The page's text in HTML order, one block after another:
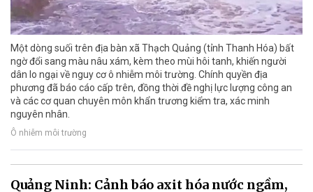
Một dòng suối trên địa bàn xã Thạch Quảng (tỉnh Thanh Hóa) bất
ngờ đổi sang màu nâu xám, kèm theo mùi hôi tanh, khiến người
dân lo ngại về nguy cơ ô nhiễm môi trường. Chính quyền địa
phương đã báo cáo cấp trên, đồng thời đề nghị lực lượng công an
và các cơ quan chuyên môn khẩn trương kiểm tra, xác minh
nguyên nhân.
Ô nhiễm môi trường
Quảng Ninh: Cảnh báo axit hóa nước ngầm,